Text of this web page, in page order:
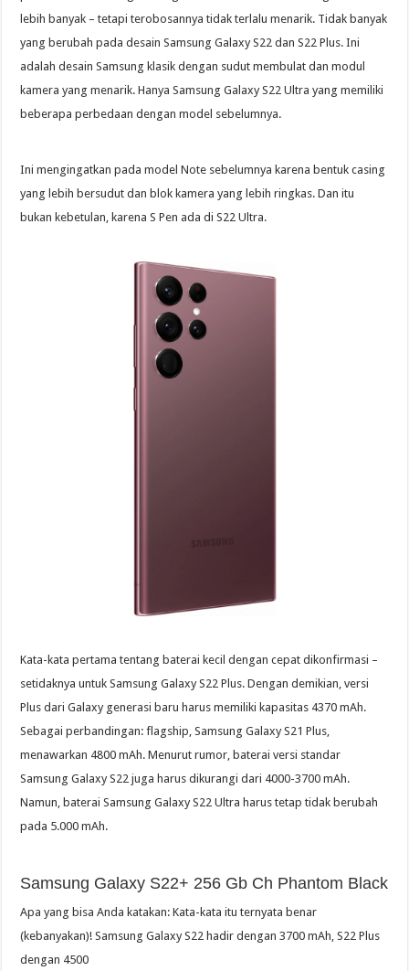
lebih banyak – tetapi terobosannya tidak terlalu menarik. Tidak banyak
yang berubah pada desain Samsung Galaxy S22 dan S22 Plus. Ini
adalah desain Samsung klasik dengan sudut membulat dan modul
kamera yang menarik. Hanya Samsung Galaxy S22 Ultra yang memiliki
beberapa perbedaan dengan model sebelumnya.
Ini mengingatkan pada model Note sebelumnya karena bentuk casing
yang lebih bersudut dan blok kamera yang lebih ringkas. Dan itu
bukan kebetulan, karena S Pen ada di S22 Ultra.
Kata-kata pertama tentang baterai kecil dengan cepat dikonfirmasi –
setidaknya untuk Samsung Galaxy S22 Plus. Dengan demikian, versi
Plus dari Galaxy generasi baru harus memiliki kapasitas 4370 mAh.
Sebagai perbandingan: flagship, Samsung Galaxy S21 Plus,
menawarkan 4800 mAh. Menurut rumor, baterai versi standar
Samsung Galaxy S22 juga harus dikurangi dari 4000-3700 mAh.
Namun, baterai Samsung Galaxy S22 Ultra harus tetap tidak berubah
pada 5.000 mAh.
Samsung Galaxy S22+ 256 Gb Ch Phantom Black
Apa yang bisa Anda katakan: Kata-kata itu ternyata benar
(kebanyakan)! Samsung Galaxy S22 hadir dengan 3700 mAh, S22 Plus
dengan 4500